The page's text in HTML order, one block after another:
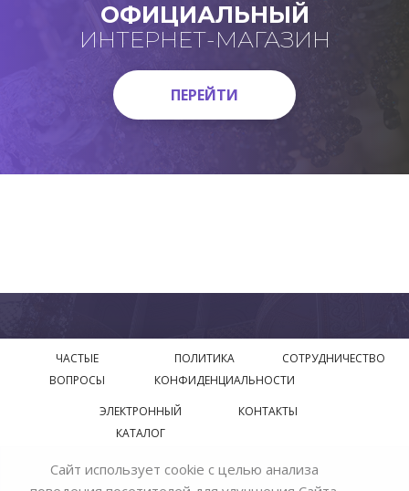
ОФИЦИАЛЬНЫЙ
ИНТЕРНЕТ-МАГАЗИН
ПЕРЕЙТИ
ПЕРЕЙТИ
ЧАСТЫЕ
ВОПРОСЫ
ПОЛИТИКА
КОНФИДЕНЦИАЛЬНОСТИ
СОТРУДНИЧЕСТВО
ЭЛЕКТРОННЫЙ
КАТАЛОГ
КОНТАКТЫ
© 2018—2026 Официальный сайт завода производителя
Сайт использует cookie с целью анализа